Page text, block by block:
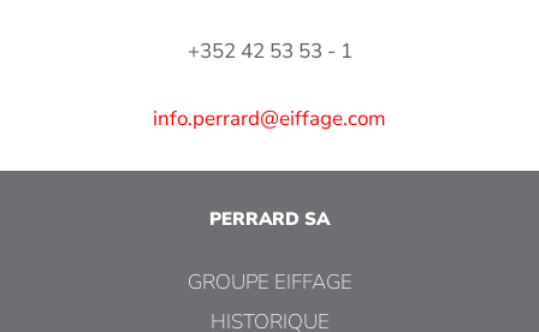
+352 42 53 53 - 1
info.perrard@eiffage.com
PERRARD SA
GROUPE EIFFAGE
HISTORIQUE